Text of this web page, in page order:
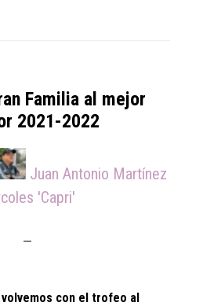
Familia al mejor
2021-2022
Juan Antonio Martínez
'Capri'
volvemos con el trofeo al